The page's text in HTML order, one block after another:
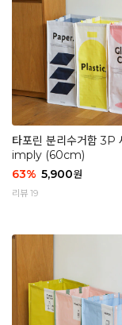
타포린 분리수거함 3P
imply (60cm)
63% 5,900원
리뷰 19